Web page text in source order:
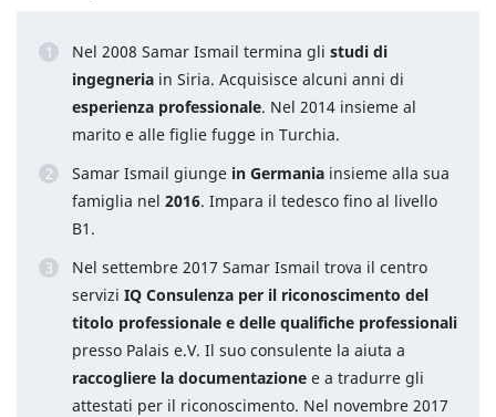
Nel 2008 Samar Ismail termina gli studi di
ingegneria in Siria. Acquisisce alcuni anni di
esperienza professionale. Nel 2014 insieme al
marito e alle figlie fugge in Turchia.
Samar Ismail giunge in Germania insieme alla sua
famiglia nel 2016. Impara il tedesco fino al livello
B1.
Nel settembre 2017 Samar Ismail trova il centro
servizi IQ Consulenza per il riconoscimento del
titolo professionale e delle qualifiche professionali
presso Palais e.V. Il suo consulente la aiuta a
raccogliere la documentazione e a tradurre gli
attestati per il riconoscimento. Nel novembre 2017